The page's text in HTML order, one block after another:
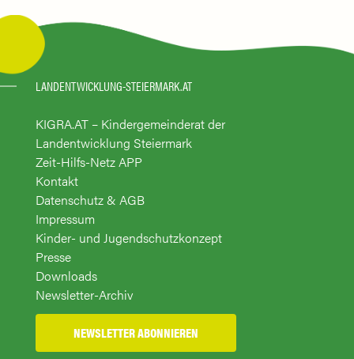
LANDENTWICKLUNG-STEIERMARK.AT
KIGRA.AT – Kindergemeinderat der
Landentwicklung Steiermark
Zeit-Hilfs-Netz APP
Kontakt
Datenschutz & AGB
Impressum
Kinder- und Jugendschutzkonzept
Presse
Downloads
Newsletter-Archiv
NEWSLETTER ABONNIEREN